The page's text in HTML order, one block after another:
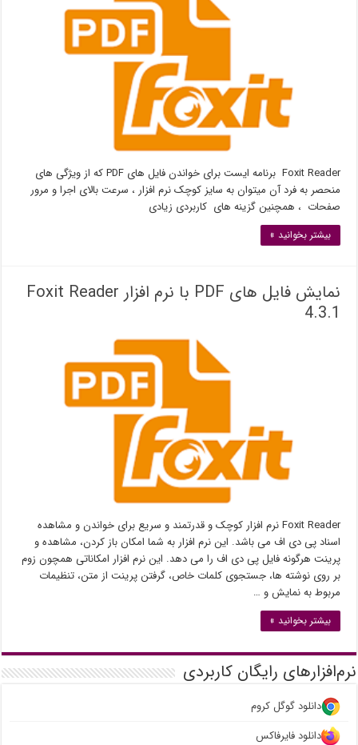
Foxit Reader برنامه ایست برای خواندن فایل های PDF که از ویژگی های
منحصر به فرد آن میتوان به سایز کوچک نرم افزار ، سرعت بالای اجرا و مرور
صفحات ، همچنین گزینه های کاربردی زیادی
بیشتر بخوانید »
نمایش فایل های PDF با نرم افزار Foxit Reader
4.3.1
Foxit Reader نرم افزار کوچک و قدرتمند و سریع برای خواندن و مشاهده
اسناد پی دی اف می باشد. این نرم افزار به شما امکان باز کردن، مشاهده و
پرینت هرگونه فایل پی دی اف را می دهد. این نرم افزار امکاناتی همچون زوم
بر روی نوشته ها، جستجوی کلمات خاص، گرفتن پرینت از متن، تنظیمات
مربوط به نمایش و …
بیشتر بخوانید »
نرم‌افزارهای رایگان کاربردی
دانلود گوگل کروم
دانلود فایرفاکس